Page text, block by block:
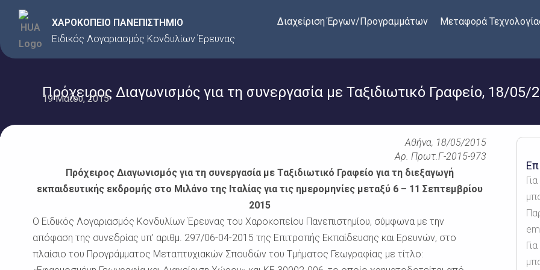
Μετάβαση
περιεχόμενο
ΧΑΡΟΚΟΠΕΙΟ ΠΑΝΕΠΙΣΤΗΜΙΟ
Ειδικός Λογαριασμός Κονδυλίων Έρευνας
Διαχείριση Έργων/Προγραμμάτων Μεταφορά
Πρόχειρος Διαγωνισμός για τη συνεργασία με Ταξιδιωτικό Γραφείο, 18/
19 Μαΐου, 2015
Αθήνα, 18/05/2015
Αρ. Πρωτ.Γ-2015-973
Πρόχειρος Διαγωνισμός για τη συνεργασία με Ταξιδιωτικό Γραφείο για τη διεξαγωγή
εκπαιδευτικής εκδρομής στο Μιλάνο της Ιταλίας για τις ημερομηνίες μεταξύ 6 – 11 Σεπτεμβρίου
2015
Ο Ειδικός Λογαριασμός Κονδυλίων Έρευνας του Χαροκοπείου Πανεπιστημίου, σύμφωνα με την
απόφαση της συνεδρίας υπ’ αριθμ. 297/06-04-2015 της Επιτροπής Εκπαίδευσης και Ερευνών, στο
πλαίσιο του Προγράμματος Μεταπτυχιακών Σπουδών του Τμήματος Γεωγραφίας με τίτλο: